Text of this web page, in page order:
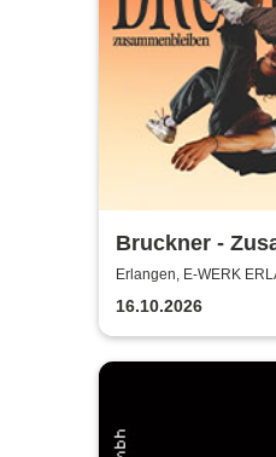
Bruckner -
TOUR - 2026
Erlangen, E-WERK
16.10.2026